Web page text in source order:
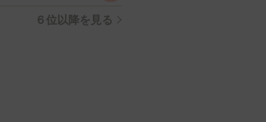
６位以降を見る